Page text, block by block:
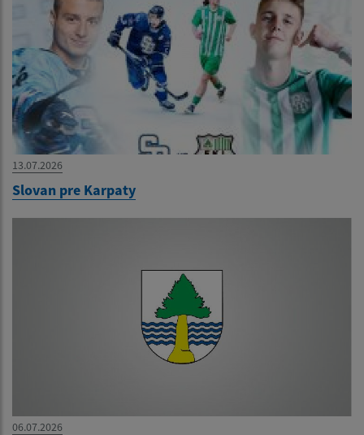
13.07.2026
Slovan pre Karpaty
06.07.2026